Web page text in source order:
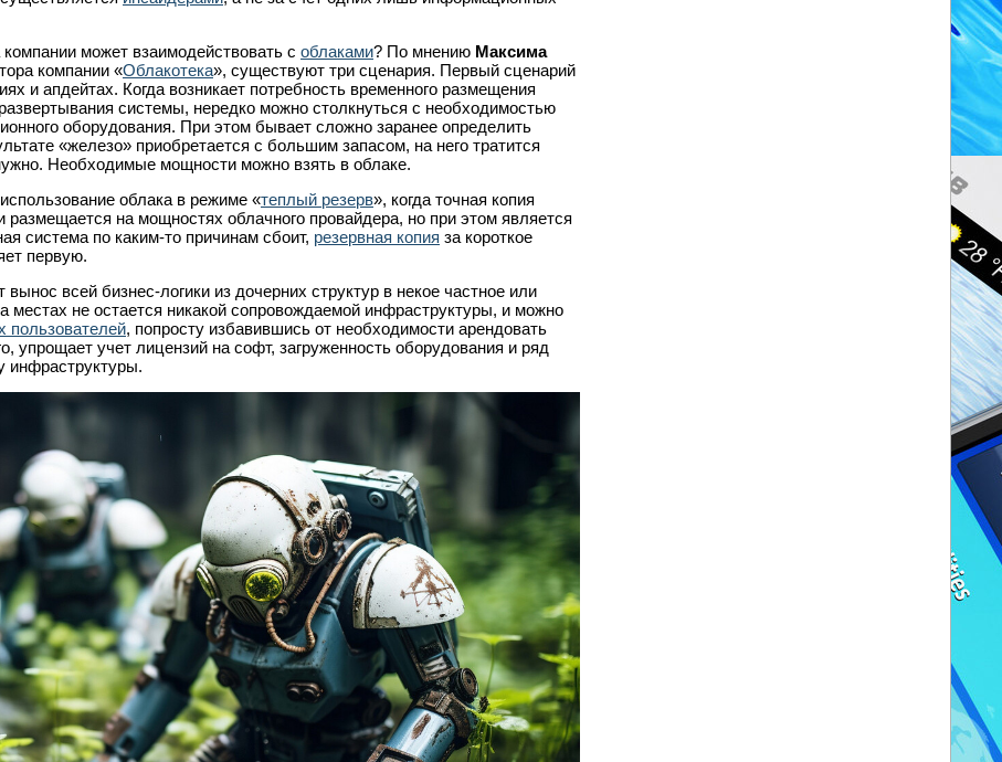
может взаимодействовать с облаками? По мнению Максима
компании «Облакотека», существуют три сценария. Первый сценарий
и апдейтах. Когда возникает потребность временного размещения
системы, нередко можно столкнуться с необходимостью
оборудования. При этом бывает сложно заранее определить
«железо» приобретается с большим запасом, на него тратится
Необходимые мощности можно взять в облаке.
облака в режиме «теплый резерв», когда точная копия
размещается на мощностях облачного провайдера, но при этом является
система по каким-то причинам сбоит, резервная копия за короткое
первую.
всей бизнес-логики из дочерних структур в некое частное или
местах не остается никакой сопровождаемой инфраструктуры, и можно
пользователей, попросту избавившись от необходимости арендовать
упрощает учет лицензий на софт, загруженность оборудования и ряд
инфраструктуры.